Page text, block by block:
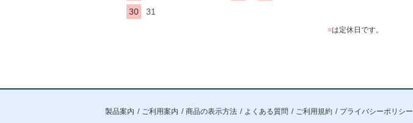
30
31
■は定休日です。
製品案内 ご利用案内 商品の表示方法 よくある質問 ご利用規約 プライバシーポリシー